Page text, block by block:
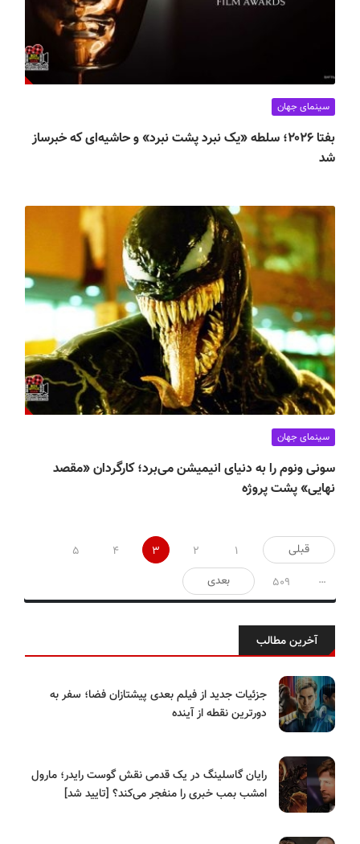
سینمای جهان
بفتا ۲۰۲۶؛ سلطه «یک نبرد پشت نبرد» و حاشیه‌ای که خبرساز
شد
سینمای جهان
سونی ونوم را به دنیای انیمیشن می‌برد؛ کارگردان «مقصد
نهایی» پشت پروژه
صفحه‌بندی
نوشته‌ها
قبلی 1
2
3
4
5
…
509 بعدی
آخرین مطالب
جزئیات جدید از فیلم بعدی پیشتازان فضا؛ سفر به
دورترین نقطه از آینده
رایان گاسلینگ در یک قدمی نقش گوست رایدر؛ مارول
امشب بمب خبری را منفجر می‌کند؟ [تایید شد]